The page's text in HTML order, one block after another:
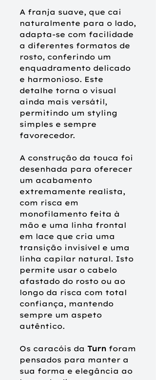
A franja suave, que cai
naturalmente para o lado,
adapta-se com facilidade
a diferentes formatos de
rosto, conferindo um
enquadramento delicado
e harmonioso. Este
detalhe torna o visual
ainda mais versátil,
permitindo um styling
simples e sempre
favorecedor.
A construção da touca foi
desenhada para oferecer
um acabamento
extremamente realista,
com risca em
monofilamento feita à
mão e uma linha frontal
em lace que cria uma
transição invisível e uma
linha capilar natural. Isto
permite usar o cabelo
afastado do rosto ou ao
longo da risca com total
confiança, mantendo
sempre um aspeto
autêntico.
Os caracóis da Turn foram
pensados para manter a
sua forma e elegância ao